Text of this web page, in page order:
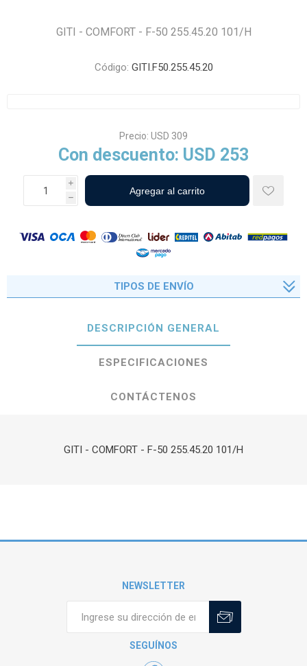
GITI - COMFORT - F-50 255.45.20 101/H
Código: GITI.F50.255.45.20
Precio: USD 309
Con descuento: USD 253
i
h
TIPOS DE ENVÍO
DESCRIPCIÓN GENERAL
ESPECIFICACIONES
CONTÁCTENOS
GITI - COMFORT - F-50 255.45.20 101/H
NEWSLETTER
SEGUÍNOS